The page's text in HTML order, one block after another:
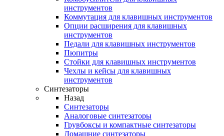
инструментов
Коммутация для клавишных инструментов
Опции расширения для клавишных
инструментов
Педали для клавишных инструментов
Пюпитры
Стойки для клавишных инструментов
Чехлы и кейсы для клавишных
инструментов
Синтезаторы
Назад
Синтезаторы
Аналоговые синтезаторы
Грувбоксы и компактные синтезаторы
Домашние синтезаторы